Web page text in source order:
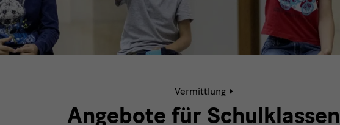
Vermittlung
für
Angebote für Schulklassen